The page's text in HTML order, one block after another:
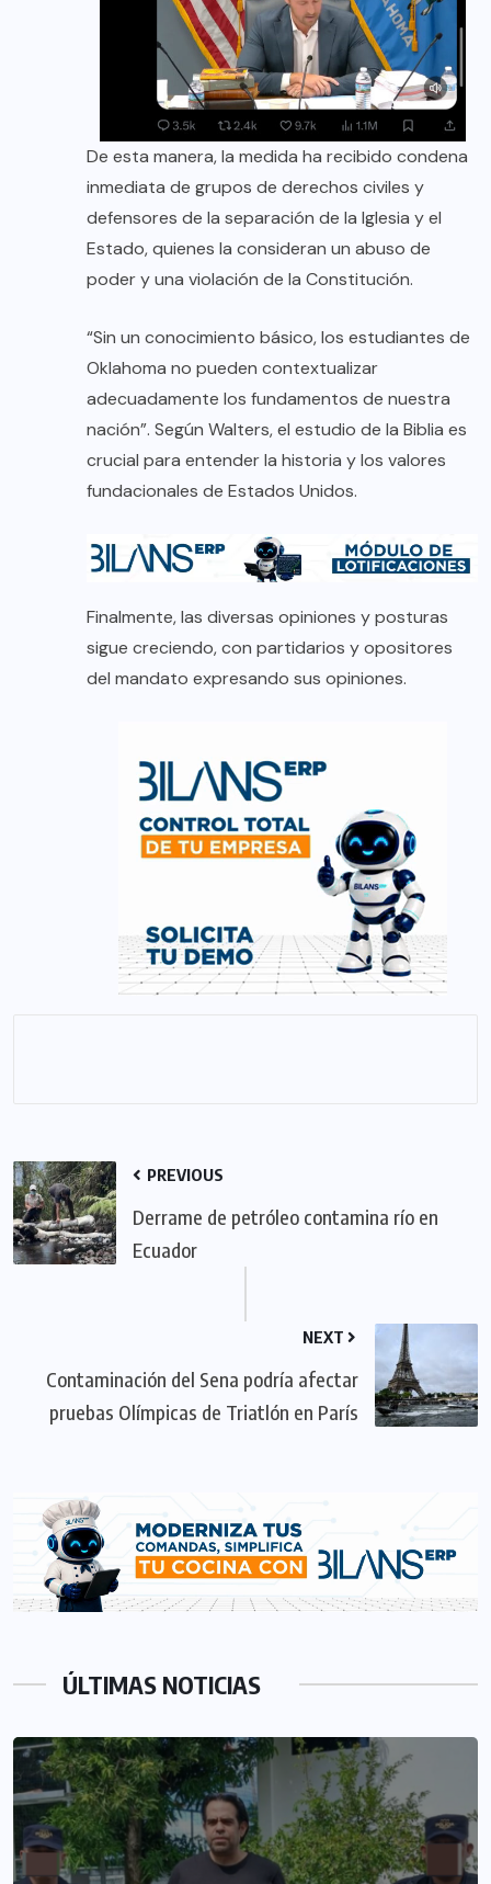
De esta manera, la medida ha recibido condena
inmediata de grupos de derechos civiles y
defensores de la separación de la Iglesia y el
Estado, quienes la consideran un abuso de
poder y una violación de la Constitución.
“Sin un conocimiento básico, los estudiantes de
Oklahoma no pueden contextualizar
adecuadamente los fundamentos de nuestra
nación”. Según Walters, el estudio de la Biblia es
crucial para entender la historia y los valores
fundacionales de Estados Unidos.
Finalmente, las diversas opiniones y posturas
sigue creciendo, con partidarios y opositores
del mandato expresando sus opiniones.
PREVIOUS
Derrame de petróleo contamina río en
Ecuador
NEXT
Contaminación del Sena podría afectar
pruebas Olímpicas de Triatlón en París
ÚLTIMAS NOTICIAS